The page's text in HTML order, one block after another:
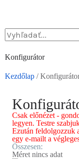
Konfigurátor
Kezdőlap /
Csak előnézet -
legyen. Testre
Ezután feldolgozzuk
egy e-mailt a
Összesen:
Méret nincs adat